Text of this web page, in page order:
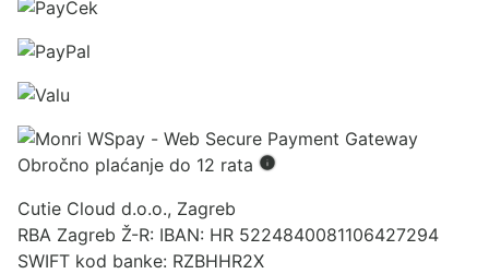
Obročno plaćanje do 12 rata
Cutie Cloud d.o.o., Zagreb
RBA Zagreb Ž-R: IBAN: HR 5224840081106427294
SWIFT kod banke: RZBHHR2X